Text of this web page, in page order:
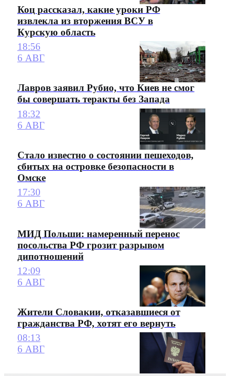
Коц рассказал, какие уроки РФ
извлекла из вторжения ВСУ в
Курскую область
18:56
6 АВГ
Лавров заявил Рубио, что Киев не смог
бы совершать теракты без Запада
18:32
6 АВГ
Стало известно о состоянии пешеходов,
сбитых на островке безопасности в
Омске
17:30
6 АВГ
МИД Польши: намеренный перенос
посольства РФ грозит разрывом
дипотношений
12:09
6 АВГ
Жители Словакии, отказавшиеся от
гражданства РФ, хотят его вернуть
08:13
6 АВГ